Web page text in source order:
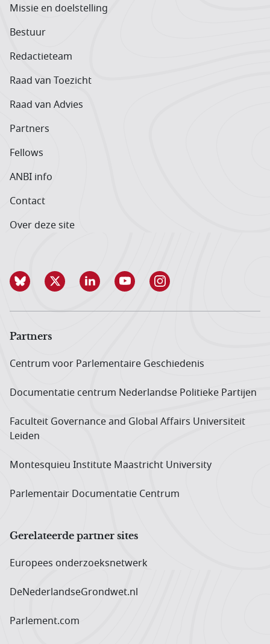
Missie en doelstelling
Bestuur
Redactieteam
Raad van Toezicht
Raad van Advies
Partners
Fellows
ANBI info
Contact
Over deze site
Partners
Centrum voor Parlementaire Geschiedenis
Documentatie centrum Neder­landse Politieke Partijen
Faculteit Governance and Global Affairs Universiteit
Leiden
Montesquieu Institute Maastricht University
Parlementair Documentatie Centrum
Gerelateerde partner sites
Europees onderzoeks­netwerk
DeNederlandseGrondwet.nl
Parlement.com